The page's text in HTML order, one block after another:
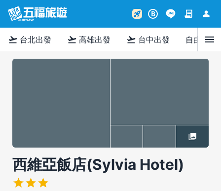
rocket_launch B contract person
flight_takeoff 台北出發 flight_takeoff 高雄出發 flight_takeoff 台中出發 自由行menu
西維亞飯店(Sylvia Hotel)